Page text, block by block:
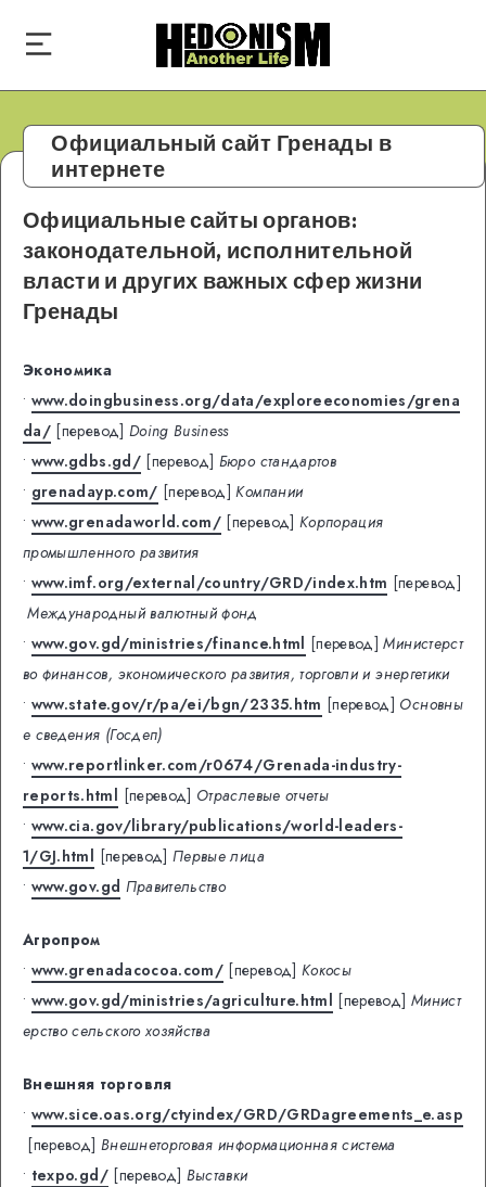
Официальный сайт Гренады в
интернете
Официальные сайты органов:
законодательной, исполнительной
власти и других важных сфер жизни
Гренады
Экономика
• www.doingbusiness.org/data/exploreeconomies/grena
da/ [перевод] Doing Business
• www.gdbs.gd/ [перевод] Бюро стандартов
• grenadayp.com/ [перевод] Компании
• www.grenadaworld.com/ [перевод] Корпорация
промышленного развития
• www.imf.org/external/country/GRD/index.htm [перевод]
Международный валютный фонд
• www.gov.gd/ministries/finance.html [перевод] Министерст
во финансов, экономического развития, торговли и энергетики
• www.state.gov/r/pa/ei/bgn/2335.htm [перевод] Основны
е сведения (Госдеп)
• www.reportlinker.com/r0674/Grenada-industry-
reports.html [перевод] Отраслевые отчеты
• www.cia.gov/library/publications/world-leaders-
1/GJ.html [перевод] Первые лица
• www.gov.gd Правительство
Агропром
• www.grenadacocoa.com/ [перевод] Кокосы
• www.gov.gd/ministries/agriculture.html [перевод] Минист
ерство сельского хозяйства
Внешняя торговля
• www.sice.oas.org/ctyindex/GRD/GRDagreements_e.asp
[перевод] Внешнеторговая информационная система
• texpo.gd/ [перевод] Выставки